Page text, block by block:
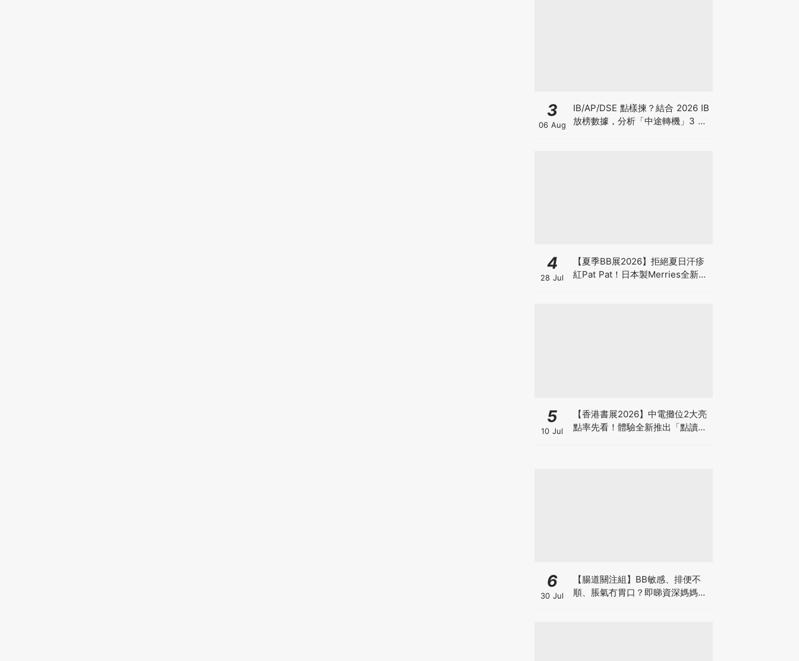
3
06 Aug
IB/AP/DSE 點樣揀？結合 2026 IB
放榜數據，分析「中途轉機」3 大
4
28 Jul
【夏季BB展2026】拒絕夏日汗疹
紅Pat Pat！日本製Merries全新超
5
10 Jul
【香港書展2026】中電攤位2大亮
點率先看！體驗全新推出「點讀故
6
30 Jul
【腸道關注組】BB敏感、排便不
順、脹氣冇胃口？即睇資深媽媽分